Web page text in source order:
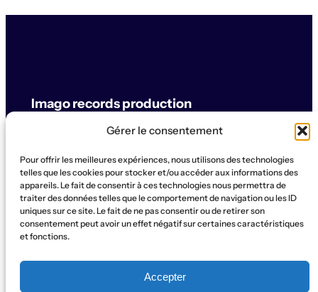
Gérer le consentement
Pour offrir les meilleures expériences, nous utilisons des technologies
telles que les cookies pour stocker et/ou accéder aux informations des
appareils. Le fait de consentir à ces technologies nous permettra de
traiter des données telles que le comportement de navigation ou les ID
uniques sur ce site. Le fait de ne pas consentir ou de retirer son
consentement peut avoir un effet négatif sur certaines caractéristiques
et fonctions.
Accepter
Imago records production
© Imago records production
SUPPORT
ArtistesConcertsLabelProductionBoutiqueLa Ruche
ContactQui sommes-nous?
SOCIAL